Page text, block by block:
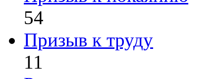
54
Призыв к труду
11